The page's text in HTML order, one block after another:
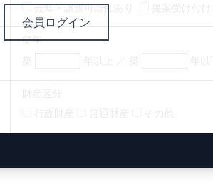
会員ログイン
売却・譲渡可能性あり
築年